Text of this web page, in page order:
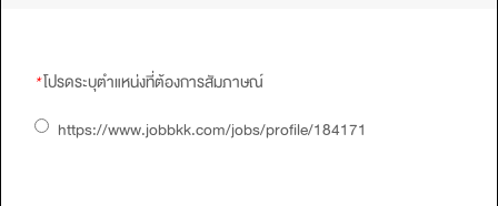
*โปรดระบุตำแหน่งที่ต้องการสัมภาษณ์
https://www.jobbkk.com/jobs/profile/184171